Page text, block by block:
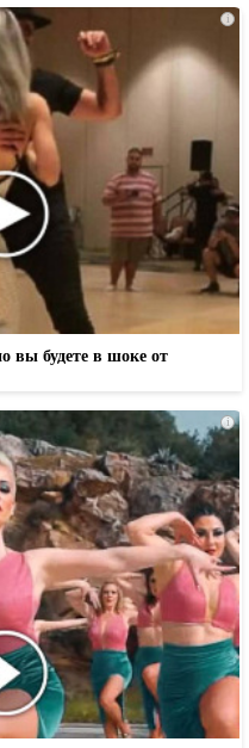
i
вы будете в шоке от
i